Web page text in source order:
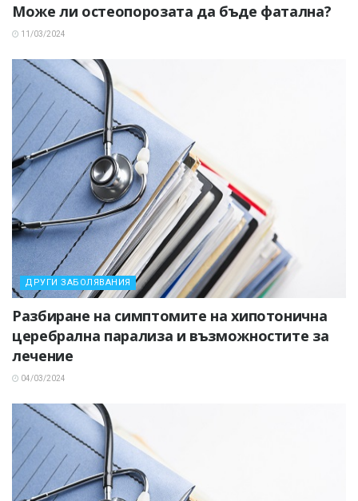
Може ли остеопорозата да бъде фатална?
11/03/2024
ДРУГИ ЗАБОЛЯВАНИЯ
Разбиране на симптомите на хипотонична
церебрална парализа и възможностите за
лечение
04/03/2024